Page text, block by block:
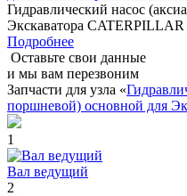
Гидравлический насос
Экскаватора CATERPILLAR
Подробнее
Оставьте свои данные
и мы вам перезвоним
Запчасти для узла «
поршневой) основной для
1
Вал ведущий
2